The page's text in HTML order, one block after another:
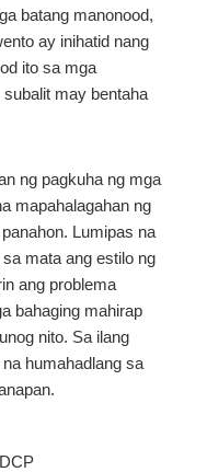
batang manonood,
ay inihatid nang
ito sa mga
may bentaha
ng pagkuha ng mga
mapahalagahan ng
Lumipas na
mata ang estilo ng
ang problema
bahaging mahirap
nito. Sa ilang
humahadlang sa